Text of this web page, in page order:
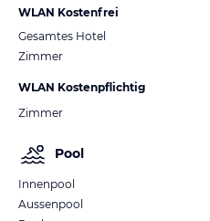
WLAN Kostenfrei
Gesamtes Hotel
Zimmer
WLAN Kostenpflichtig
Zimmer
Pool
Innenpool
Aussenpool